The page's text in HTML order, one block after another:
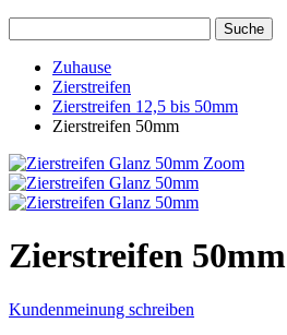
Suche
Zuhause
Zierstreifen
Zierstreifen 12,5 bis 50mm
Zierstreifen 50mm
Zoom
Zierstreifen 50mm
Kundenmeinung schreiben